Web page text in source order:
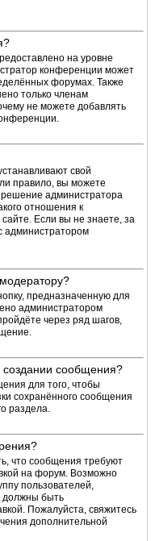
на уровне
конференции может
форумах. Также
только членам
не можете добавлять
свой
правило, вы можете
решение администратора
отношения к
Если вы не знаете, за
администратором
предназначенную для
администратором
через ряд шагов,
создании сообщения?
для того, чтобы
сохранённого сообщения
раздела.
что сообщения требуют
на форум. Возможно
пользователей,
должны быть
Пожалуйста, свяжитесь
дополнительной